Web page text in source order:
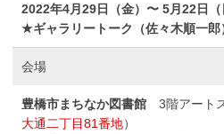
2022年4月29日（金）〜 5月22日（
★ギャラリートーク（佐々木順一
会場
豊橋市まちなか図書館 3階アート
大通二丁目81番地）